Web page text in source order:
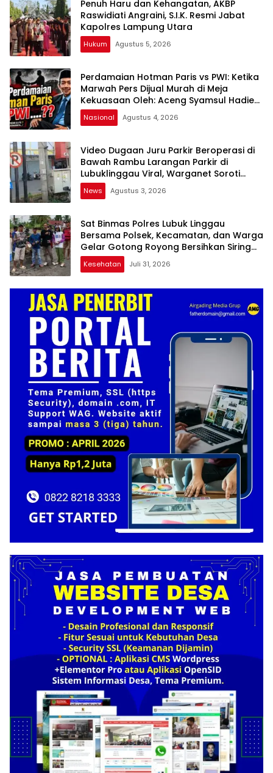
Penuh Haru dan Kehangatan, AKBP
Raswidiati Angraini, S.I.K. Resmi Jabat
Kapolres Lampung Utara
Hukum Agustus 5, 2026
Perdamaian Hotman Paris vs PWI: Ketika
Marwah Pers Dijual Murah di Meja
Kekuasaan Oleh: Aceng Syamsul Hadie
(ASH)”
Nasional Agustus 4, 2026
Video Dugaan Juru Parkir Beroperasi di
Bawah Rambu Larangan Parkir di
Lubuklinggau Viral, Warganet Soroti
Dugaan Pelanggaran
News Agustus 3, 2026
Sat Binmas Polres Lubuk Linggau
Bersama Polsek, Kecamatan, dan Warga
Gelar Gotong Royong Bersihkan Siring
Agung
Kesehatan Juli 31, 2026